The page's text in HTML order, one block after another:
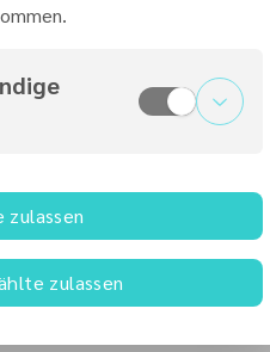
zulassen
zulassen